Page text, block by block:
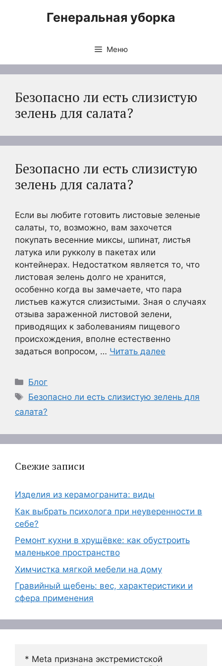
Генеральная уборка
Меню
Безопасно ли есть слизистую
зелень для салата?
Безопасно ли есть слизистую
зелень для салата?
Если вы любите готовить листовые зеленые
салаты, то, возможно, вам захочется
покупать весенние миксы, шпинат, листья
латука или рукколу в пакетах или
контейнерах. Недостатком является то, что
листовая зелень долго не хранится,
особенно когда вы замечаете, что пара
листьев кажутся слизистыми. Зная о случаях
отзыва зараженной листовой зелени,
приводящих к заболеваниям пищевого
происхождения, вполне естественно
задаться вопросом, … Читать далее
Рубрики
Блог
Метки
Безопасно ли есть слизистую зелень для
салата?
Свежие записи
Изделия из керамогранита: виды
Как выбрать психолога при неуверенности в
себе?
Ремонт кухни в хрущёвке: как обустроить
маленькое пространство
Химчистка мягкой мебели на дому
Гравийный щебень: вес, характеристики и
сфера применения
* Meta признана экстремистской